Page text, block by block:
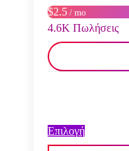
στη
σελίδα
$2.5 / mo
4.6K Πωλήσεις
ΕπιλογήΑυτό
το